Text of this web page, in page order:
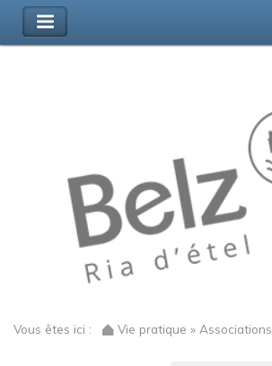
Vous êtes ici : Vie pratique » Associations